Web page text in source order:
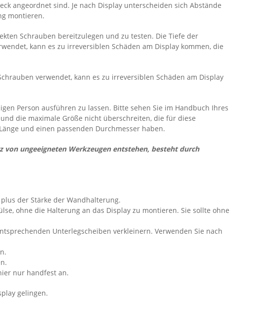
angeordnet sind. Je nach Display unterscheiden sich Abstände
montieren.
Schrauben bereitzulegen und zu testen. Die Tiefe der
kann es zu irreversiblen Schäden am Display kommen, die
verwendet, kann es zu irreversiblen Schäden am Display
Person ausführen zu lassen. Bitte sehen Sie im Handbuch Ihres
die maximale Größe nicht überschreiten, die für diese
und einen passenden Durchmesser haben.
von ungeeigneten Werkzeugen entstehen, besteht durch
der Stärke der Wandhalterung.
ohne die Halterung an das Display zu montieren. Sie sollte ohne
Unterlegscheiben verkleinern. Verwenden Sie nach
nur handfest an.
gelingen.